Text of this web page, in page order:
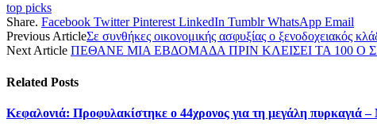
top picks
Share. Facebook Twitter Pinterest LinkedIn Tumblr WhatsApp Email
Previous ArticleΣε συνθήκες οικονομικής ασφυξίας ο ξενοδοχειακός
Next Article ΠΕΘΑΝΕ ΜΙΑ ΕΒΔΟΜΑΔΑ ΠΡΙΝ ΚΛΕΙΣΕΙ ΤΑ 100
Related Posts
Κεφαλονιά: Προφυλακίστηκε ο 44χρονος για τη μεγάλη πυρκαγιά